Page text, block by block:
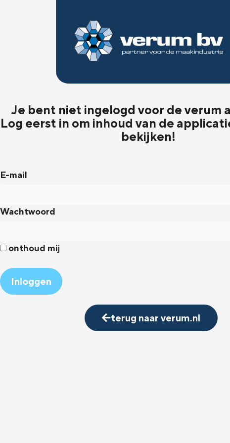
Je bent niet ingelogd voor de verum
Log eerst in om inhoud van de
bekijken!
E-mail
Wachtwoord
onthoud mij
terug naar verum.nl